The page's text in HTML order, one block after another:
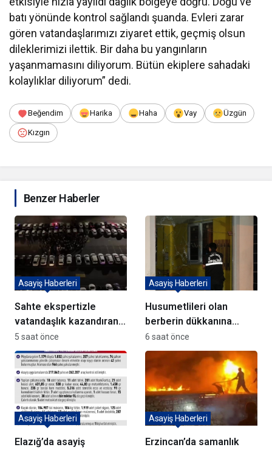
batı yönünde kontrol sağlandı şuanda. Evleri zarar
gören vatandaşlarımızı ziyaret ettik, geçmiş olsun
dileklerimizi ilettik. Bir daha bu yangınların
yaşanmamasını diliyorum. Bütün ekiplere sahadaki
kolaylıklar diliyorum” dedi.
Beğendim Harika Haha Vay Üzgün
Kızgın
Benzer Haberler
Sahte ekspertizle
vatandaşlık kazandıran
72 şüpheli adliyeye sevk
edildi
Asayiş Haberleri
5 saat önce
Husumetlileri olan
berberin dükkanına
kurşun yağdırıp kaçtılar
Asayiş Haberleri
6 saat önce
Elazığ’da asayiş
Asayiş Haberleri
Erzincan’da samanlık
Asayiş Haberleri